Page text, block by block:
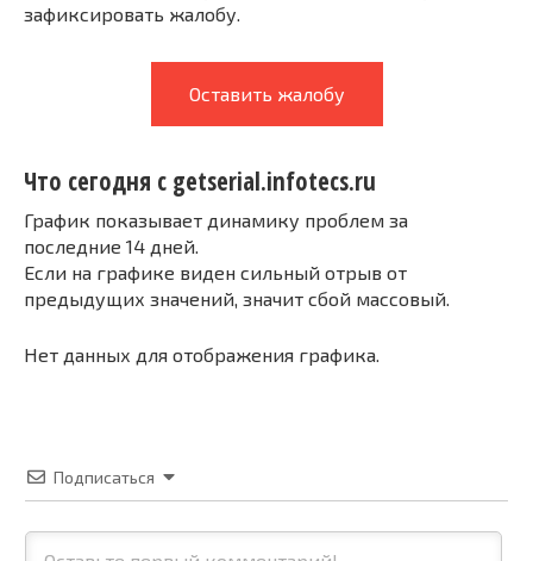
зафиксировать жалобу.
Оставить жалобу
Что сегодня с getserial.infotecs.ru
График показывает динамику проблем за
последние 14 дней.
Если на графике виден сильный отрыв от
предыдущих значений, значит сбой массовый.
Нет данных для отображения графика.
Подписаться